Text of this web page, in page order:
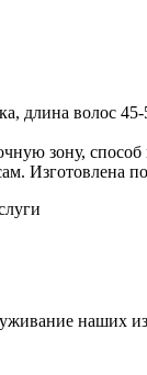
длина волос 45-
зону,
Изготовлена
наших